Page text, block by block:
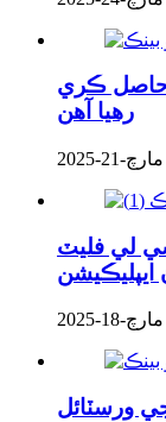
حاصل ڪري
رهيا آهن
مارچ-21-2025
لي فليٽ
ايپليڪيشن
مارچ-18-2025
ورسٽائل